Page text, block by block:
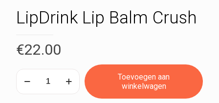
LipDrink Lip Balm Crush
€22.00
LipDrink
Balm
Toevoegen aan
winkelwagen